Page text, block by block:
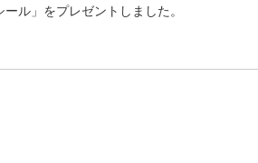
ル」をプレゼントしました。